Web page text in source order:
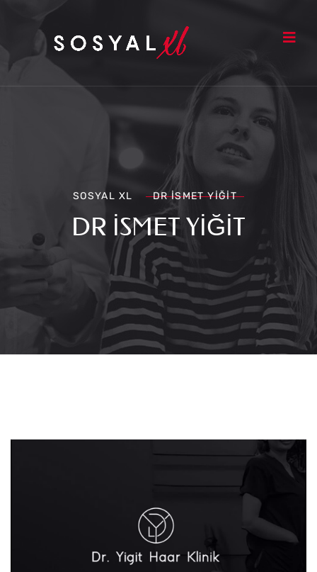
SOSYAL XL DR İSMET YIĞIT
DR İSMET YIĞIT